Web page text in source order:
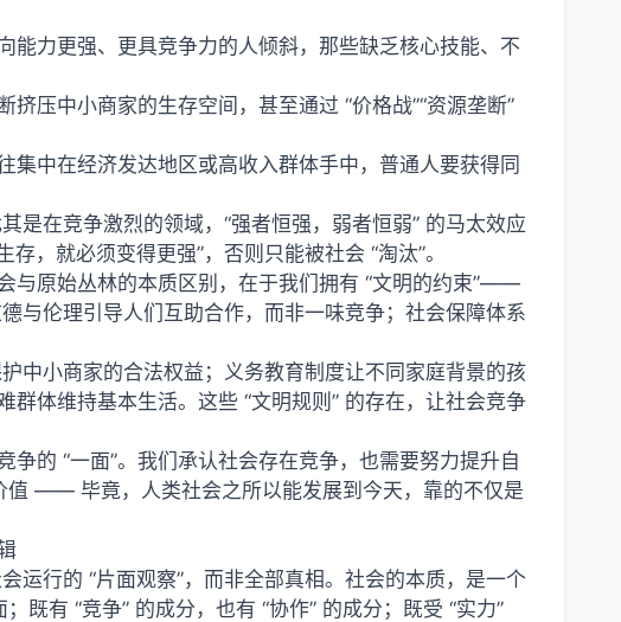
能力更强、更具竞争力的人倾斜，那些缺乏核心技能、不
压中小商家的生存空间，甚至通过 “价格战”“资源垄断”
中在经济发达地区或高收入群体手中，普通人要获得同
是在竞争激烈的领域，“强者恒强，弱者恒弱” 的马太效应
，就必须变得更强”，否则只能被社会 “淘汰”。
与原始丛林的本质区别，在于我们拥有 “文明的约束”——
与伦理引导人们互助合作，而非一味竞争；社会保障体系
中小商家的合法权益；义务教育制度让不同家庭背景的孩
体维持基本生活。这些 “文明规则” 的存在，让社会竞争
争的 “一面”。我们承认社会存在竞争，也需要努力提升自
值 —— 毕竟，人类社会之所以能发展到今天，靠的不仅是
运行的 “片面观察”，而非全部真相。社会的本质，是一个
既有 “竞争” 的成分，也有 “协作” 的成分；既受 “实力”